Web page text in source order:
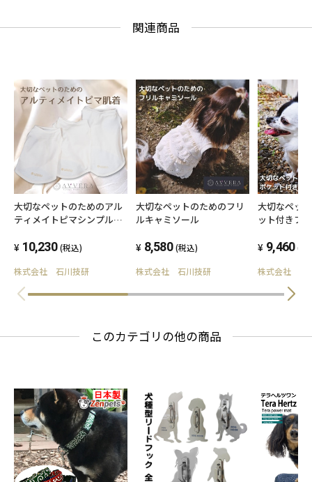
Sサイズ
首回り 24㎝
胴囲 34㎝
Mサイズ
前着丈 18.5㎝
後着丈 21.5㎝
首回り 26㎝
胴囲 44㎝
Lサイズ
前着丈 21.5㎝
首回り 31㎝
※こちらの商品はフリルタイプによって商品番
号が異なりますので、ご購入の際はお間違いの
ないようご確認ください。
関連商品
大切なペットのためのアル
ティメイトピマシンプル肌
10,230 (税込)
株式会社 石川技研
大切なペットのためのフリ
ルキャミソール
8,580 (税込)
株式会社 石川技研
大切なペッ
ット付きフ
9,460 (税
株式会社 石
このカテゴリの他の商品